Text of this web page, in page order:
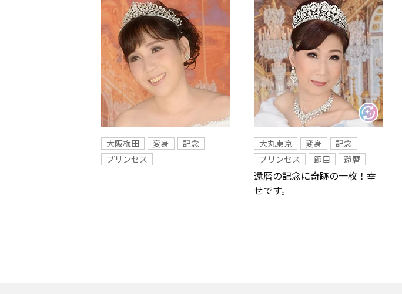
大阪梅田 変身
記念
プリンセス
大丸東京 変身
記念
プリンセス
節目 還暦
還暦の記念に奇跡の一枚！幸
せです。